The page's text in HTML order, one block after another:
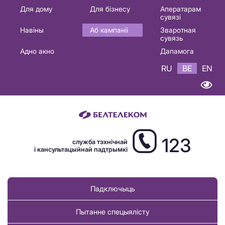
Основная
навигация
Для дому Для бізнесу
Аператарам
сувязі
Навіны
Аб кампаніі
Зваротная
сувязь
Адно акно
Дапамога
RU BE EN
служба тэхнічнай
і кансультацыйнай падтрымкі
123
Падключыць
Пытанне спецыялісту